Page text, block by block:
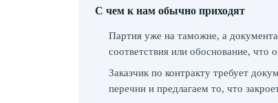
С чем к нам обычно приходят
Партия уже на таможне, а
соответствия или обоснование, что
Заказчик по контракту требует
перечни и предлагаем то, что